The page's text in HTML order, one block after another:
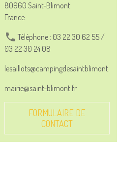
80960 Saint-Blimont
France
Téléphone : 03 22 30 62 55 /
03 22 30 24 08
lesaillots@campingdesaintblimont.com
mairie@saint-blimont.fr
FORMULAIRE DE
CONTACT